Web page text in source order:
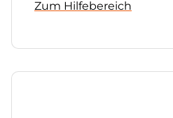
Zum Hilfebereich